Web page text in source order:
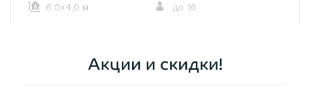
6,0х4,0 м. до 16
Акции и скидки!